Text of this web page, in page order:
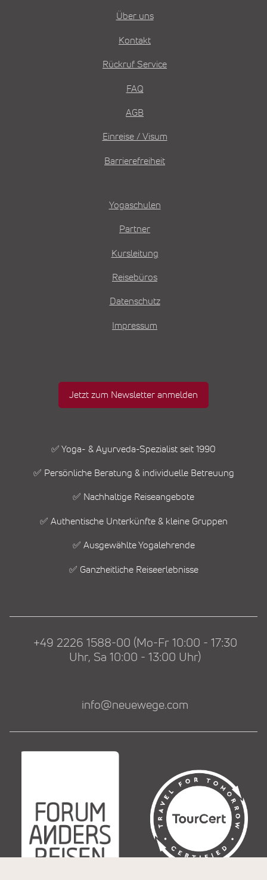
Über uns
Kontakt
Rückruf Service
FAQ
AGB
Einreise / Visum
Barrierefreiheit
Yogaschulen
Partner
Kursleitung
Reisebüros
Datenschutz
Impressum
Jetzt zum Newsletter anmelden
✅ Yoga- & Ayurveda-Spezialist seit 1990
✅ Persönliche Beratung & individuelle Betreuung
✅ Nachhaltige Reiseangebote
✅ Authentische Unterkünfte & kleine Gruppen
✅ Ausgewählte Yogalehrende
✅ Ganzheitliche Reiseerlebnisse
+49 2226 1588-00 (Mo-Fr 10:00 - 17:30
Uhr, Sa 10:00 - 13:00 Uhr)
info@neuewege.com